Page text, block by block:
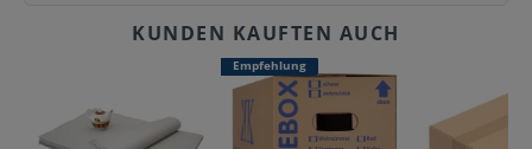
Empfehlung